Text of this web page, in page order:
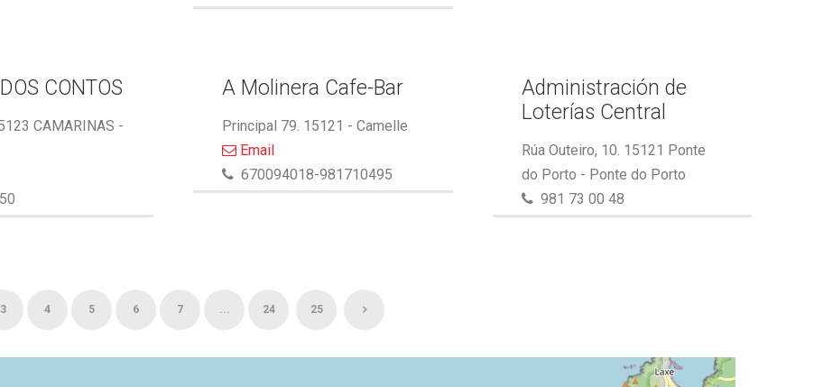
CONTOS
CAMARINAS -
A Molinera Cafe-Bar
Principal 79. 15121 - Camelle
Email
670094018-981710495
Administración de
Loterías Central
Rúa Outeiro, 10. 15121 Ponte
do Porto - Ponte do Porto
981 73 00 48
3 4 5 6 7 ... 24 25